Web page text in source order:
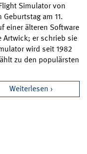
Simulator von
am 11.
einer älteren Software
Artwick; er schrieb sie
wird seit 1982
zu den populärsten
Weiterlesen